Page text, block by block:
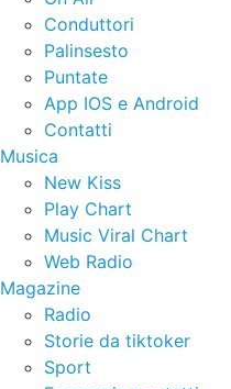
Conduttori
Palinsesto
Puntate
App IOS e Android
Contatti
Musica
New Kiss
Play Chart
Music Viral Chart
Web Radio
Magazine
Radio
Storie da tiktoker
Sport